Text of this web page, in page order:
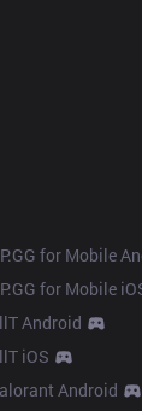
for Mobile
for Mobile
Android
iOS
Android